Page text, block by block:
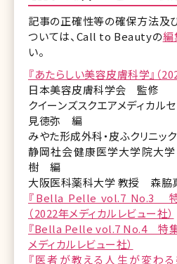
記事の正確性等の確保方法及
ついては、Call to Beautyの編
い。
『あたらしい美容皮膚科学』（
日本美容皮膚科学会 監修
クイーンズスクエアメディカ
見徳弥 編
みやた形成外科・皮ふクリニ
静岡社会健康医学大学院大
樹 編
大阪医科薬科大学 教授 森
『Bella Pelle vol.7 No.3
（2022年メディカルレビュー社）
『Bella Pelle vol.7 No.4 特集
メディカルレビュー社）
『医者が教える人生が変わ